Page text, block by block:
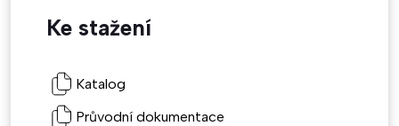
Ke stažení
Katalog
Průvodní dokumentace